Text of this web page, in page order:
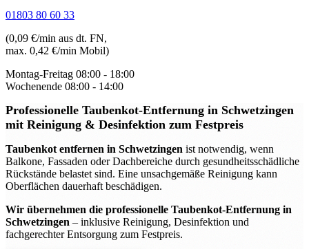
01803 80 60 33
(0,09 €/min aus dt. FN,
max. 0,42 €/min Mobil)
Montag-Freitag 08:00 - 18:00
Wochenende 08:00 - 14:00
Professionelle Taubenkot-Entfernung in Schwetzingen
mit Reinigung & Desinfektion zum Festpreis
Taubenkot entfernen in Schwetzingen ist notwendig, wenn
Balkone, Fassaden oder Dachbereiche durch gesundheitsschädliche
Rückstände belastet sind. Eine unsachgemäße Reinigung kann
Oberflächen dauerhaft beschädigen.
Wir übernehmen die professionelle Taubenkot-Entfernung in
Schwetzingen – inklusive Reinigung, Desinfektion und
fachgerechter Entsorgung zum Festpreis.